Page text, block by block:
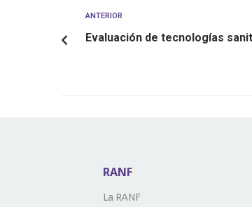
ANTERIOR
Evaluación de tecnologías
RANF
La RANF